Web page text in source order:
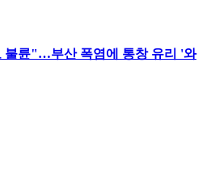
불륜"…부산 폭염에 통창 유리 '와